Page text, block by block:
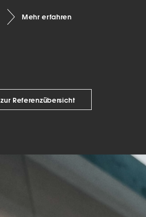
Mehr erfahren
zur Referenzübersicht